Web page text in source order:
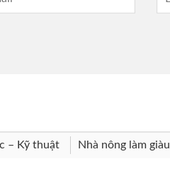
– Kỹ thuật Nhà nông làm giàu